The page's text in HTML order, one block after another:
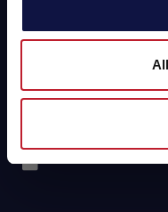
CERVEJA
FOOD